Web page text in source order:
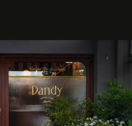
misafirlerle buluşuyor.
odaklanan bu özel
anlayışını gün batımından
farklı bir deneyim sunuyor.